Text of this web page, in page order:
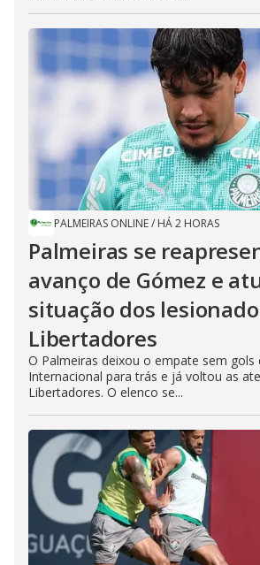
PALMEIRAS ONLINE/ HÁ 2 HORAS
Palmeiras se
avanço de Gómez e
situação dos
Libertadores
O Palmeiras deixou o empate sem gols
Internacional para trás e já voltou as
Libertadores. O elenco se...